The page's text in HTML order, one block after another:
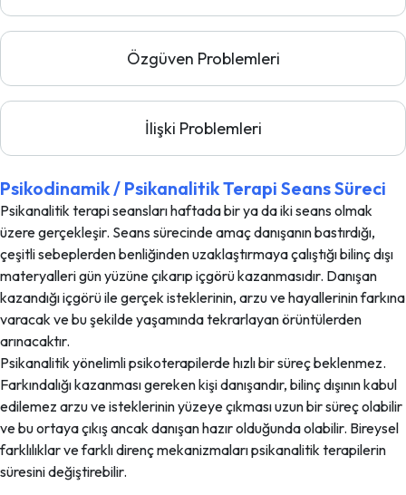
Özgüven Problemleri
İlişki Problemleri
Psikodinamik / Psikanalitik Terapi Seans Süreci
Psikanalitik terapi seansları haftada bir ya da iki seans olmak
üzere gerçekleşir. Seans sürecinde amaç danışanın bastırdığı,
çeşitli sebeplerden benliğinden uzaklaştırmaya çalıştığı bilinç dışı
materyalleri gün yüzüne çıkarıp içgörü kazanmasıdır. Danışan
kazandığı içgörü ile gerçek isteklerinin, arzu ve hayallerinin farkına
varacak ve bu şekilde yaşamında tekrarlayan örüntülerden
arınacaktır.
Psikanalitik yönelimli psikoterapilerde hızlı bir süreç beklenmez.
Farkındalığı kazanması gereken kişi danışandır, bilinç dışının kabul
edilemez arzu ve isteklerinin yüzeye çıkması uzun bir süreç olabilir
ve bu ortaya çıkış ancak danışan hazır olduğunda olabilir. Bireysel
farklılıklar ve farklı direnç mekanizmaları psikanalitik terapilerin
süresini değiştirebilir.